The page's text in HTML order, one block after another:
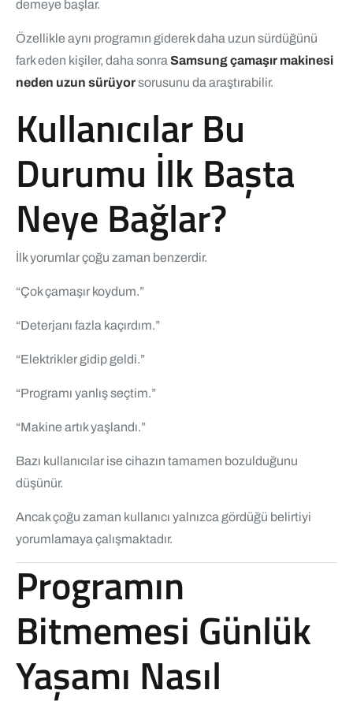
demeye başlar.
Özellikle aynı programın giderek daha uzun sürdüğünü
fark eden kişiler, daha sonra Samsung çamaşır makinesi
neden uzun sürüyorsorusunu da araştırabilir.
Kullanıcılar Bu
Durumu İlk Başta
Neye Bağlar?
İlk yorumlar çoğu zaman benzerdir.
“Çok çamaşır koydum.”
“Deterjanı fazla kaçırdım.”
“Elektrikler gidip geldi.”
“Programı yanlış seçtim.”
“Makine artık yaşlandı.”
Bazı kullanıcılar ise cihazın tamamen bozulduğunu
düşünür.
Ancak çoğu zaman kullanıcı yalnızca gördüğü belirtiyi
yorumlamaya çalışmaktadır.
Programın
Bitmemesi Günlük
Yaşamı Nasıl